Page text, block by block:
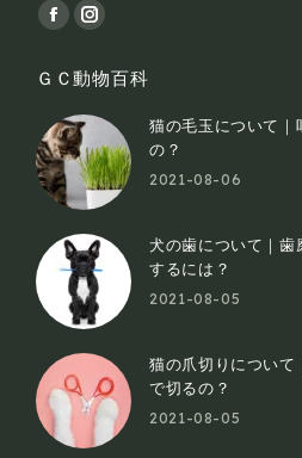
Find us on:
Facebook
opens
in
new
window
Instagram
opens
in
new
window
ＧＣ動物百科
猫の毛玉について｜
の？
2021-08-06
犬の歯について｜歯
するには？
2021-08-05
猫の爪切りについて
で切るの？
2021-08-05